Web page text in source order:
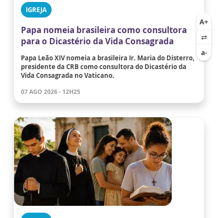
IGREJA
Papa nomeia brasileira como consultora
para o Dicastério da Vida Consagrada
Papa Leão XIV nomeia a brasileira Ir. Maria do Disterro,
presidente da CRB como consultora do Dicastério da
Vida Consagrada no Vaticano.
07 AGO 2026 - 12H25